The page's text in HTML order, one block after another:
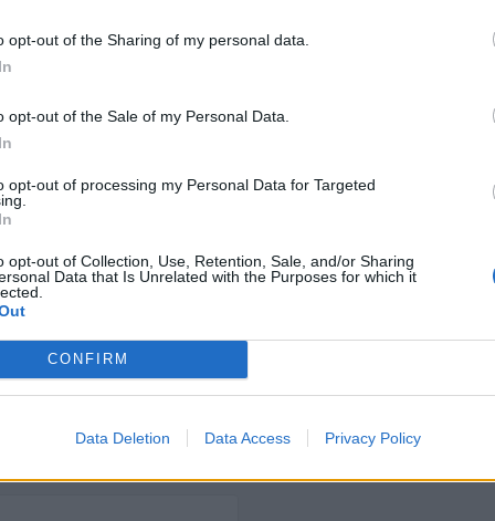
opt-out of the Sharing of my personal data.
opt-out of the Sale of my Personal Data.
opt-out of processing my Personal Data for Targeted
opt-out of Collection, Use, Retention, Sale, and/or Sharing
Data that Is Unrelated with the Purposes for which it
CONFIRM
Data Deletion Data Access Privacy Policy
Alimentos